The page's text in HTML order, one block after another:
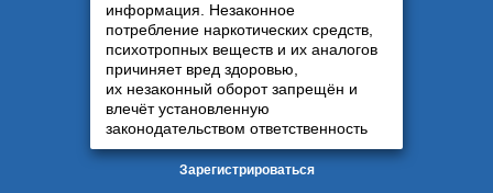
информация. Незаконное
потребление наркотических средств,
психотропных веществ и их аналогов
причиняет вред здоровью,
их незаконный оборот запрещён и
влечёт установленную
законодательством ответственность
Зарегистрироваться